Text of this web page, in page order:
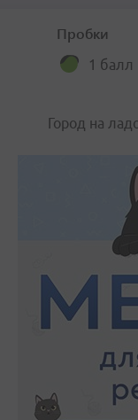
Пробки
1 балл
Город на